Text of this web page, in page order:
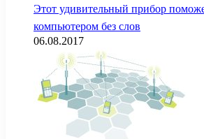
Этот удивительный прибор
компьютером без слов
06.08.2017